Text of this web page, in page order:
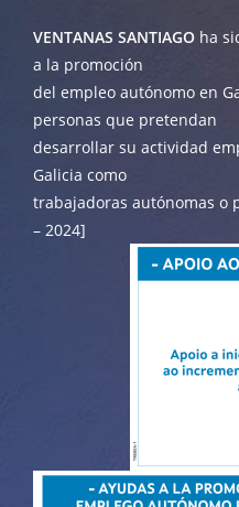
VENTANAS SANTIAGO ha
a la promoción
del empleo autónomo en
personas que pretendan
desarrollar su actividad
Galicia como
trabajadoras autónomas
– 2024]